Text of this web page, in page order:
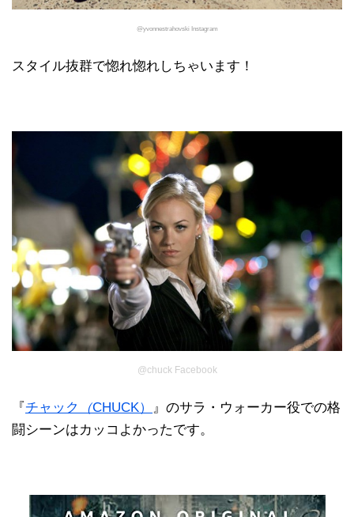
@yvonnestrahovski Instagram
スタイル抜群で惚れ惚れしちゃいます！
@chuck Facebook
『チャック （CHUCK）
』のサラ・ウォーカー役での格
闘シーンはカッコよかったです。